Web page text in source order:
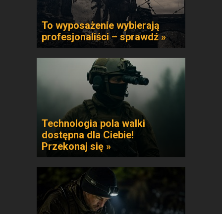
To wyposażenie wybierają
profesjonaliści – sprawdź »
Technologia pola walki
dostępna dla Ciebie!
Przekonaj się »